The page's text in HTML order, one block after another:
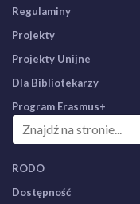
Regulaminy
Projekty
Projekty Unijne
Dla Bibliotekarzy
Program Erasmus+
RODO
Dostępność